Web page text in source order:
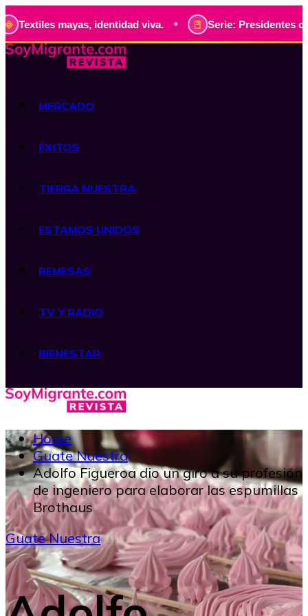
identidad viva. • Serie: Presidentes de
MERCADO
ÉXITOS
TIERRA NUESTRA
ESTAMOS UNIDOS
REMESAS
TV Y RADIO
BIENESTAR
Home
Guate Nuestra
Adolfo Figueroa dio un giro a su profesión
de ingeniero para elaborar las espumillas
Brothaus
Guate Nuestra